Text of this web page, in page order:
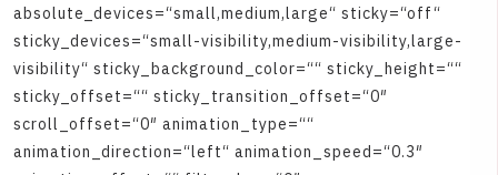
absolute devices=“small,medium,large“ sticky=“off“
sticky devices=“small-visibility,medium-visibility,large-
visibility“ sticky background color=““ sticky height=““
sticky offset=““ sticky transition offset=“0″
scroll offset=“0″ animation type=““
animation direction=“left“ animation speed=“0.3″